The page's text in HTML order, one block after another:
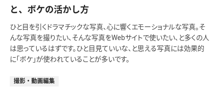
と、ボケの活かし方
ひと目を引くドラマチックな写真、心に響くエモーショナルな写真。そ
んな写真を撮りたい、そんな写真をWebサイトで使いたい、と多くの人
は思っているはずです。ひと目見ていいな、と思える写真には効果的
に「ボケ」が使われていることが多いです。
撮影・動画編集